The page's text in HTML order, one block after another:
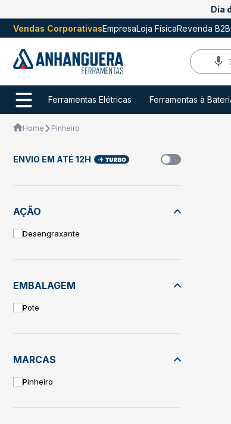
Dia
Vendas CorporativasEmpresaLoja FísicaRevenda B2B
Ferramentas Elétricas Ferramentas à
Home Pinheiro
AÇÃO
Desengraxante
EMBALAGEM
Pote
ENVIO EM ATÉ 12H
MARCAS
Pinheiro